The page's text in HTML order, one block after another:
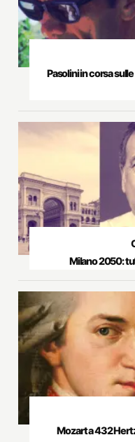
Pasolini in corsa
Milano 2050:
Mozart a 432